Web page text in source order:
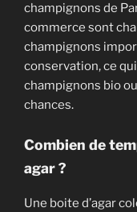
champignons de
commerce sont
champignons
conservation, ce
champignons bio
chances.
Combien de
agar ?
Une boite d’agar